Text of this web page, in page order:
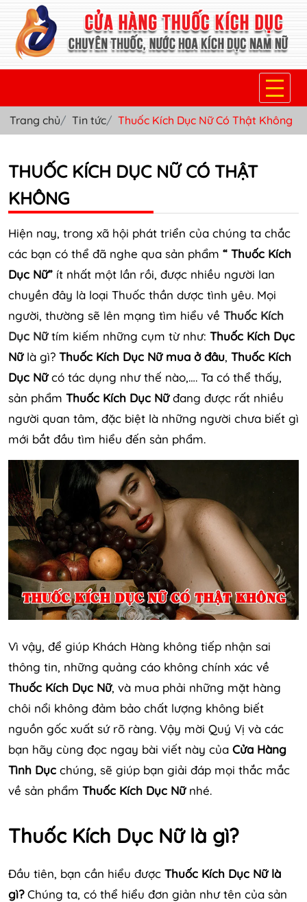
TRANG CHỦ
THUỐC VIÊN KÍCH DỤC NAM
SẢN PHẨM KHÁC
TIN TỨC & BLOG
Trang chủ Tin tức Thuốc Kích Dục Nữ Có Thật Không
THUỐC KÍCH DỤC NỮ CÓ THẬT
KHÔNG
Hiện nay, trong xã hội phát triển của chúng ta chắc
các bạn có thể đã nghe qua sản phẩm “ Thuốc Kích
Dục Nữ” ít nhất một lần rồi, được nhiều người lan
chuyền đây là loại Thuốc thần dược tình yêu. Mọi
người, thường sẽ lên mạng tìm hiểu về Thuốc Kích
Dục Nữtím kiếm những cụm từ như: Thuốc Kích Dục
Nữlà gì? Thuốc Kích Dục Nữ mua ở đâu, Thuốc Kích
Dục Nữcó tác dụng như thế nào,…. Ta có thể thấy,
sản phẩm Thuốc Kích Dục Nữđang được rất nhiều
người quan tâm, đặc biệt là những người chưa biết gì
mới bắt đầu tìm hiểu đến sản phẩm.
Vì vậy, để giúp Khách Hàng không tiếp nhận sai
thông tin, những quảng cáo không chính xác về
Thuốc Kích Dục Nữ, và mua phải những mặt hàng
chôi nổi không đảm bảo chất lượng không biết
nguồn gốc xuất sứ rõ ràng. Vậy mời Quý Vị và các
bạn hãy cùng đọc ngay bài viết này của Cửa Hàng
Tình Dục chúng, sẽ giúp bạn giải đáp mọi thắc mắc
về sản phẩm Thuốc Kích Dục Nữnhé.
Thuốc Kích Dục Nữ là gì?
Đầu tiên, bạn cần hiểu được Thuốc Kích Dục Nữ là
gì?Chúng ta, có thể hiểu đơn giản như tên của sản